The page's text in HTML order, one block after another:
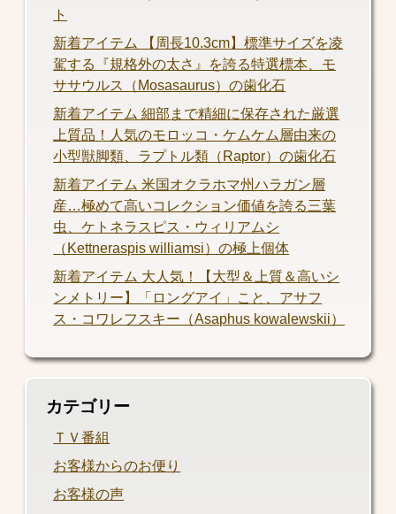
ト
新着アイテム 【周長10.3cm】標準サイズを凌
駕する『規格外の太さ』を誇る特選標本、モ
ササウルス（Mosasaurus）の歯化石
新着アイテム 細部まで精細に保存された厳選
上質品！人気のモロッコ・ケムケム層由来の
小型獣脚類、ラプトル類（Raptor）の歯化石
新着アイテム 米国オクラホマ州ハラガン層
産…極めて高いコレクション価値を誇る三葉
虫、ケトネラスピス・ウィリアムシ
（Kettneraspis williamsi）の極上個体
新着アイテム 大人気！【大型＆上質＆高いシ
ンメトリー】「ロングアイ」こと、アサフ
ス・コワレフスキー（Asaphus kowalewskii）
カテゴリー
ＴＶ番組
お客様からのお便り
お客様の声